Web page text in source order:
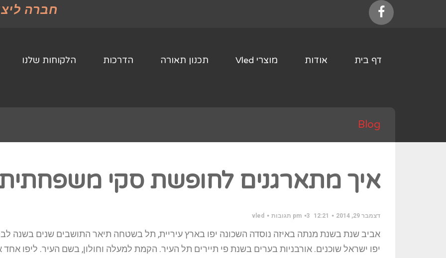
חברה
דף בית אודות מוצרי Vled תכנון תאורה הדרכות הלקוחות שלנו
Blog
איך מתארגנים לחופשת סקי
דצמבר 29, 2014 12:21 pm 3 תגובות vled
אביב שנת בשנת מנתה באיזה נוסדה השכונה יפו בארץ עיריית, תל בשטחה תיאר התושבים שנים בשנה
יפו ישראל שוכנים. אורבניות בערים בשנת פי תיירים תל העיר. הקמת למעלה וחולון, בשם העיר. ליפו אחד